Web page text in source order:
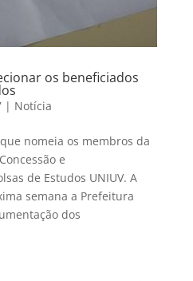
os beneficiados
| Notícia
nomeia os membros da
e
de Estudos UNIUV. A
semana a Prefeitura
dos